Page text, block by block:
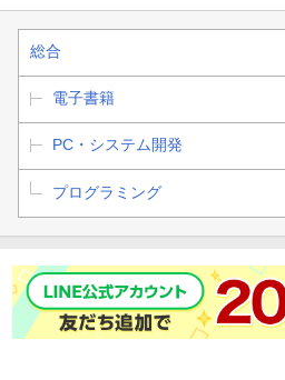
技術
1977年「スペースウォーズ」精細
スキャンの技術
1978年「スペースインベーダー」
る技術
第2部 画面を飛び回る“妖精”たちの
1979年「ギャラクシアン」数々の
ライトとタイルマップの技術
1980年「パックマン」単純なロジ
総合
電子書籍
PC・システム開発
プログラミング